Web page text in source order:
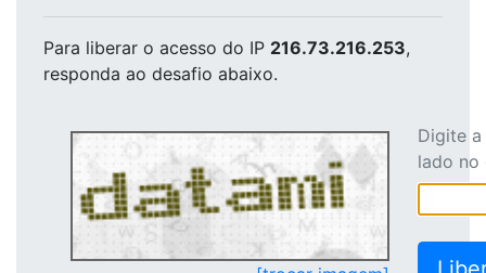
Para liberar o acesso do IP 216.73.216.253,
responda ao desafio abaixo.
Digite
lado no